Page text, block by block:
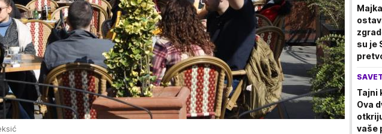
su je
cela
Tajni
Ova
vaše